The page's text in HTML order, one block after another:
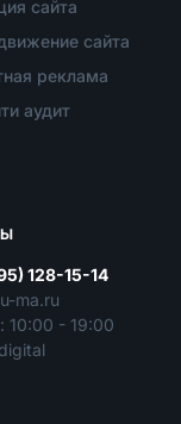
сайта
сайта
реклама
аудит
128-15-14
ma.ru
10:00 - 19:00